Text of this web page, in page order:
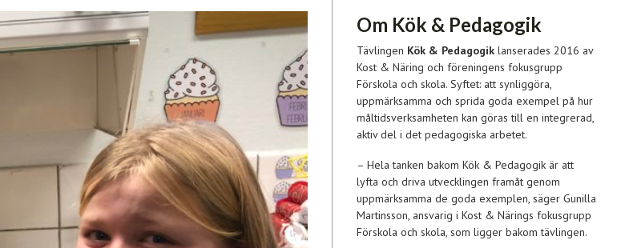
Om Kök & Pedagogik
Tävlingen Kök & Pedagogik lanserades 2016 av
Kost & Näring och föreningens fokusgrupp
Förskola och skola. Syftet: att synliggöra,
uppmärksamma och sprida goda exempel på hur
måltidsverksamheten kan göras till en integrerad,
aktiv del i det pedagogiska arbetet.
– Hela tanken bakom Kök & Pedagogik är att
lyfta och driva utvecklingen framåt genom
uppmärksamma de goda exemplen, säger Gunilla
Martinsson, ansvarig i Kost & Närings fokusgrupp
Förskola och skola, som ligger bakom tävlingen.